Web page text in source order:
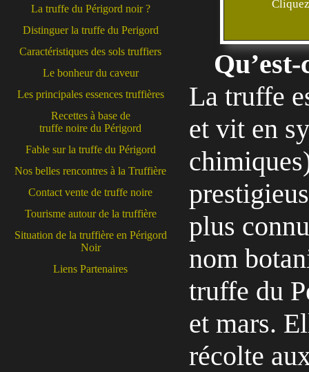
La truffe du Périgord noir ?
Distinguer la truffe du Perigord
Caractéristiques des sols truffiers
Le bonheur du caveur
Les principales essences truffières
Recettes à base de
truffe noire du Périgord
Fable sur la truffe du Périgord
Nos belles rencontres à la Truffière
Contact vente de truffe noire
Tourisme autour de la truffière
Situation de la truffière en Périgord
Noir
Liens Partenaires
La truffe
et vit en
plus
nom
truffe du
et mars.
récolte